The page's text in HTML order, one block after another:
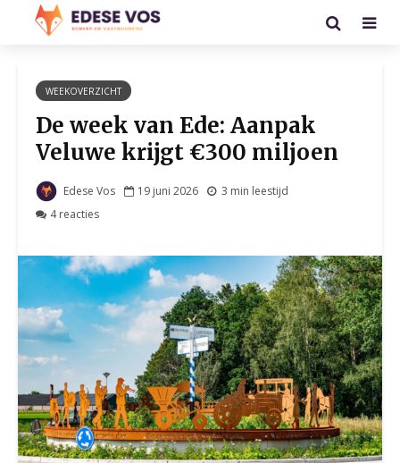
WEEKOVERZICHT
De week van Ede: Aanpak
Veluwe krijgt €300 miljoen
Edese Vos 19 juni 2026
3 min leestijd
4 reacties